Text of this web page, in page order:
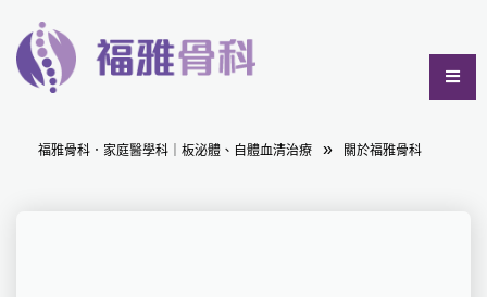
福雅骨科．家庭醫學科｜板泌體、自體血清治療 關於福雅骨科